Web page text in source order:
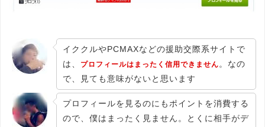
イククルやPCMAXなどの援助交際系サイトで
は、
プロフィールはまったく信用できません 。なの
で、見ても意味がないと思います
プロフィールを見るのにもポイントを消費する
ので、僕はまったく見ません。とくに相手がデ